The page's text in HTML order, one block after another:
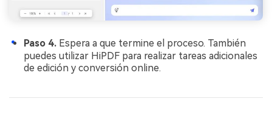
Paso 4. Espera a que termine el proceso. También
puedes utilizar HiPDF para realizar tareas adicionales
de edición y conversión online.